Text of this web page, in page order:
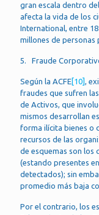
gran escala dentro
afecta la vida de los
International, entre
millones de personas
5. Fraude
Según la ACFE[10],
fraudes que sufren
de Activos, que
mismos desarrollan
forma ilícita bienes o
recursos de las
de esquemas son los
(estando presentes
detectados); sin
promedio más baja
Por el contrario, los